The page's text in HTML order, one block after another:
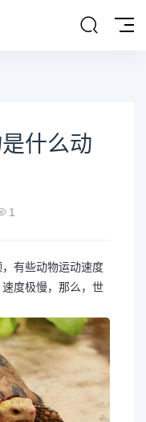
什么动
1
有些动物运动速度
度极慢，那么，世